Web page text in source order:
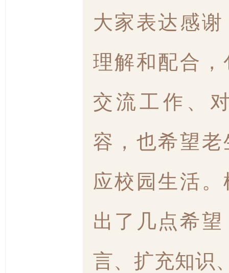
大家表达感
理解和配合
交流工作、
容，也希望
应校园生活
出了几点希
言、扩充知识